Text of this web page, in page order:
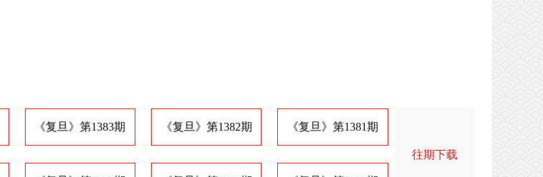
《复旦》第1383期 《复旦》第1382期 《复旦》第1381期
往期下载